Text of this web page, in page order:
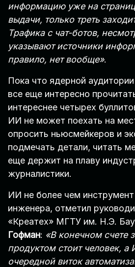
информацию уже на
выдачи, только треть
Трафика с чат-ботов,
указывают источники
правило, нет вообще».
Пока что ядерной
все еще интересно
интереснее четырех
ИИ не может поехать на
опросить ньюсмейкеров и
подмечать детали, читать
еще держит на плаву
журналистики.
ИИ не более чем
инженера, отметил
«Креатех» МГТУ им. Н.Э.
Гофман: «В конечном счете
продуктом стоит человек,
очередной виток